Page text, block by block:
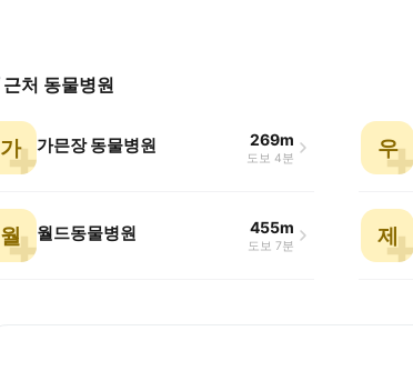
근처 동물병원
가 가믄장 동물병원 269m
도보 4분 우
월 월드동물병원 455m
도보 7분 제